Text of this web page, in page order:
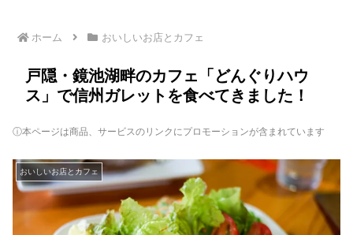
ホーム おいしいお店とカフェ
戸隠・鏡池湖畔のカフェ「どんぐりハウ
ス」で信州ガレットを食べてきました！
ⓘ本ページは商品、サービスのリンクにプロモーションが含まれています
おいしいお店とカフェ